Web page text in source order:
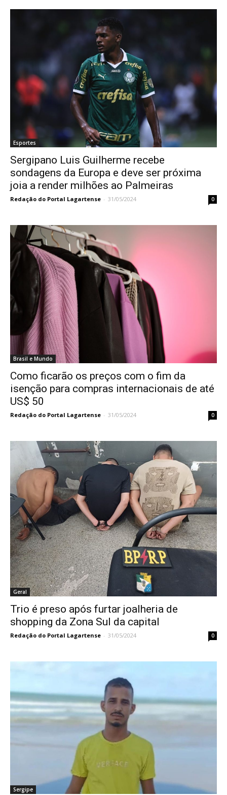
Esportes
Sergipano Luis Guilherme recebe
sondagens da Europa e deve ser próxima
joia a render milhões ao Palmeiras
Redação do Portal Lagartense - 31/05/2024 0
Brasil e Mundo
Como ficarão os preços com o fim da
isenção para compras internacionais de até
US$ 50
Redação do Portal Lagartense - 31/05/2024 0
Geral
Trio é preso após furtar joalheria de
shopping da Zona Sul da capital
Redação do Portal Lagartense - 31/05/2024 0
Sergipe